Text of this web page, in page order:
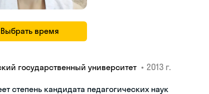
Выбрать время
государственный университет • 2013 г.
степень кандидата педагогических наук